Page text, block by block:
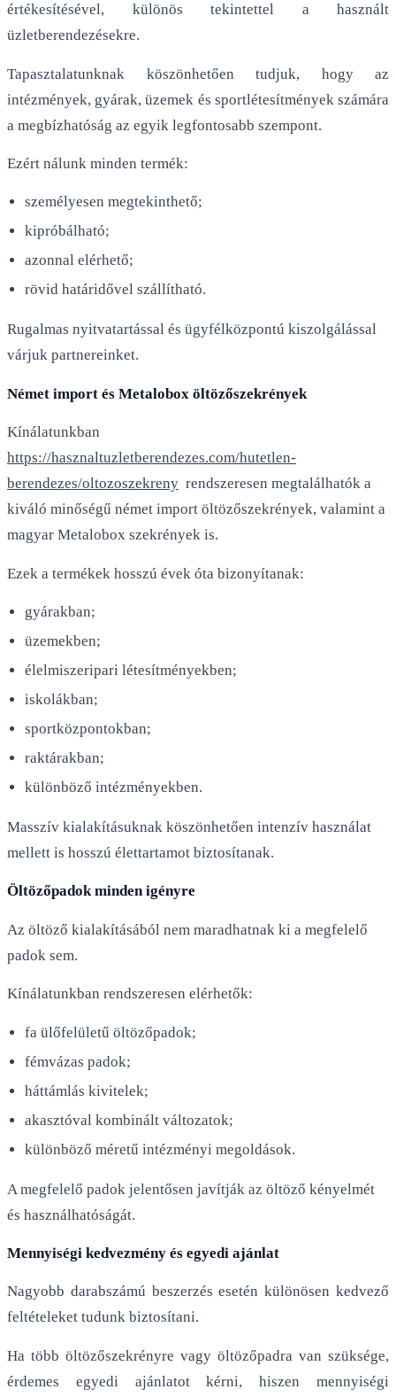
értékesítésével, különös tekintettel a használt
üzletberendezésekre.
Tapasztalatunknak köszönhetően tudjuk, hogy az
intézmények, gyárak, üzemek és sportlétesítmények számára
a megbízhatóság az egyik legfontosabb szempont.
Ezért nálunk minden termék:
személyesen megtekinthető;
kipróbálható;
azonnal elérhető;
rövid határidővel szállítható.
Rugalmas nyitvatartással és ügyfélközpontú kiszolgálással
várjuk partnereinket.
Német import és Metalobox öltözőszekrények
Kínálatunkban
https://hasznaltuzletberendezes.com/hutetlen-
berendezes/oltozoszekreny rendszeresen megtalálhatók a
kiváló minőségű német import öltözőszekrények, valamint a
magyar Metalobox szekrények is.
Ezek a termékek hosszú évek óta bizonyítanak:
gyárakban;
üzemekben;
élelmiszeripari létesítményekben;
iskolákban;
sportközpontokban;
raktárakban;
különböző intézményekben.
Masszív kialakításuknak köszönhetően intenzív használat
mellett is hosszú élettartamot biztosítanak.
Öltözőpadok minden igényre
Az öltöző kialakításából nem maradhatnak ki a megfelelő
padok sem.
Kínálatunkban rendszeresen elérhetők:
fa ülőfelületű öltözőpadok;
fémvázas padok;
háttámlás kivitelek;
akasztóval kombinált változatok;
különböző méretű intézményi megoldások.
A megfelelő padok jelentősen javítják az öltöző kényelmét
és használhatóságát.
Mennyiségi kedvezmény és egyedi ajánlat
Nagyobb darabszámú beszerzés esetén különösen kedvező
feltételeket tudunk biztosítani.
Ha több öltözőszekrényre vagy öltözőpadra van szüksége,
érdemes egyedi ajánlatot kérni, hiszen mennyiségi